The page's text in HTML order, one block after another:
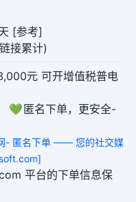
[参考]
接累计)
元 可开增值税普电
💚 匿名下单，更安全-
- 匿名下单 —— 您的社交媒
平台的下单信息保